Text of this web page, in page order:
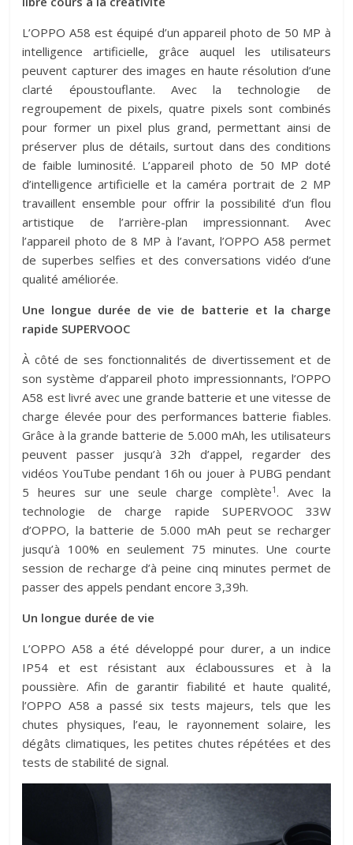
L’OPPO A58 est équipé d’un appareil photo de 50 MP à
intelligence artificielle, grâce auquel les utilisateurs
peuvent capturer des images en haute résolution d’une
clarté époustouflante. Avec la technologie de
regroupement de pixels, quatre pixels sont combinés
pour former un pixel plus grand, permettant ainsi de
préserver plus de détails, surtout dans des conditions
de faible luminosité. L’appareil photo de 50 MP doté
d’intelligence artificielle et la caméra portrait de 2 MP
travaillent ensemble pour offrir la possibilité d’un flou
artistique de l’arrière-plan impressionnant. Avec
l’appareil photo de 8 MP à l’avant, l’OPPO A58 permet
de superbes selfies et des conversations vidéo d’une
qualité améliorée.
Une longue durée de vie de batterie et la charge
rapide SUPERVOOC
À côté de ses fonctionnalités de divertissement et de
son système d’appareil photo impressionnants, l’OPPO
A58 est livré avec une grande batterie et une vitesse de
charge élevée pour des performances batterie fiables.
Grâce à la grande batterie de 5.000 mAh, les utilisateurs
peuvent passer jusqu’à 32h d’appel, regarder des
vidéos YouTube pendant 16h ou jouer à PUBG pendant
5 heures sur une seule charge complète1. Avec la
technologie de charge rapide SUPERVOOC 33W
d’OPPO, la batterie de 5.000 mAh peut se recharger
jusqu’à 100% en seulement 75 minutes. Une courte
session de recharge d’à peine cinq minutes permet de
passer des appels pendant encore 3,39h.
Un longue durée de vie
L’OPPO A58 a été développé pour durer, a un indice
IP54 et est résistant aux éclaboussures et à la
poussière. Afin de garantir fiabilité et haute qualité,
l’OPPO A58 a passé six tests majeurs, tels que les
chutes physiques, l’eau, le rayonnement solaire, les
dégâts climatiques, les petites chutes répétées et des
tests de stabilité de signal.